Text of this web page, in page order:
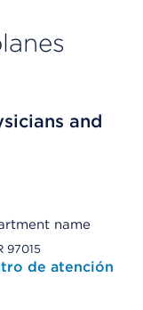
and
name
97015
de atención